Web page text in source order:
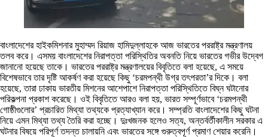
বাংলাদেশের হাইকমিশনার মুহাম্মদ রিয়াজ হামিদুল্লাহকে আজ ভারতের পররাষ্ট্র মন্ত্রণালয়
তলব করে। এসময় বাংলাদেশের নিরাপত্তা পরিস্থিতির অবনতি নিয়ে ভারতের গভীর উদ্বেগ
জানানো হয়েছে তাকে। ভারতের পররাষ্ট্র মন্ত্রণালয়ের বিবৃতিতে বলা হয়েছে, এ সময়ে
বিশেষভাবে তার দৃষ্টি আকর্ষণ করা হয়েছে কিছু ‘চরমপন্থী উগ্র তৎপরতা’র দিকে। বলা
হয়েছে, তারা ঢাকায় ভারতীয় মিশনের আশেপাশে নিরাপত্তা পরিস্থিতিতে বিঘ্ন ঘটানোর
পরিকল্পনা প্রকাশ করেছে। ওই বিবৃতিতে আরও বলা হয়, ভারত সম্পূর্ণভাবে ‘চরমপন্থী
গোষ্ঠীগুলোর’ প্রচারিত মিথ্যা তথ্যকে প্রত্যাখ্যান করে। সম্প্রতি বাংলাদেশের কিছু ঘটনা
নিয়ে এমন মিথ্যা তথ্য তৈরি করা হচ্ছে। দুঃখজনক হলেও সত্য, অন্তর্বর্তীকালীন সরকার এ
ঘটনার বিষয়ে পরিপূর্ণ তদন্ত চালায়নি এবং ভারতের সঙ্গে গুরুত্বপূর্ণ প্রমাণ শেয়ার করেনি।